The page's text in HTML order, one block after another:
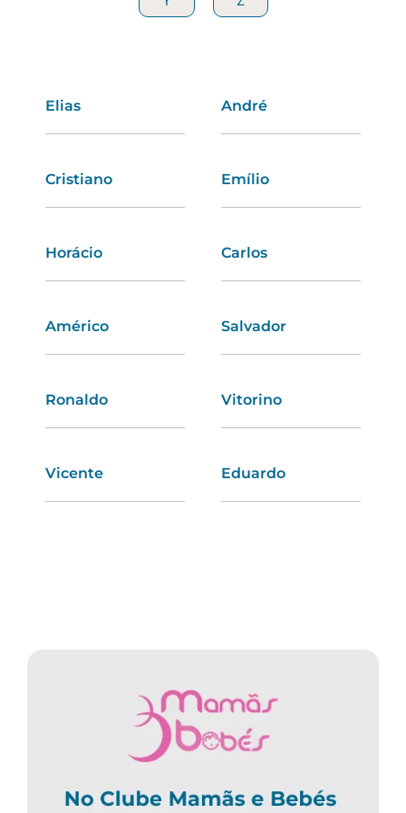
Elias André
Cristiano Emílio
Horácio Carlos
Américo Salvador
Ronaldo Vitorino
Vicente Eduardo
Lídia Solange
Vanessa Marisa
Teresa Ângela
Angelina Flávia
Clarisse Mónica
Orlanda Olívia